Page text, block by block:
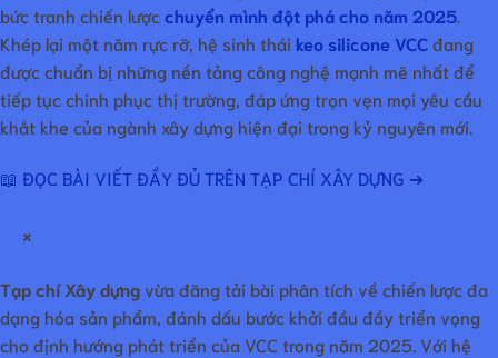
bức tranh chiến lượcchuyển mình đột phá cho năm 2025
Khép lại một năm rực rỡ, hệ sinh thái keo silicone VCC đang
được chuẩn bị những nền tảng công nghệ mạnh mẽ nhất để
tiếp tục chinh phục thị trường, đáp ứng trọn vẹn mọi yêu cầu
khắt khe của ngành xây dựng hiện đại trong kỷ nguyên mới.
📖 ĐỌC BÀI VIẾT ĐẦY ĐỦ TRÊN TẠP CHÍ XÂY DỰNG ➔
×
Tạp chí Xây dựngvừa đăng tải bài phân tích về chiến lược đa
dạng hóa sản phẩm, đánh dấu bước khởi đầu đầy triển vọng
cho định hướng phát triển của VCC trong năm 2025. Với hệ